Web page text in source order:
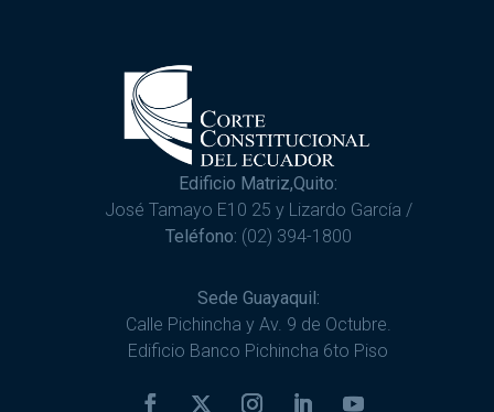
Edificio Matriz,Quito:
José Tamayo E10 25 y Lizardo García /
Teléfono: (02) 394-1800
Sede Guayaquil:
Calle Pichincha y Av. 9 de Octubre.
Edificio Banco Pichincha 6to Piso